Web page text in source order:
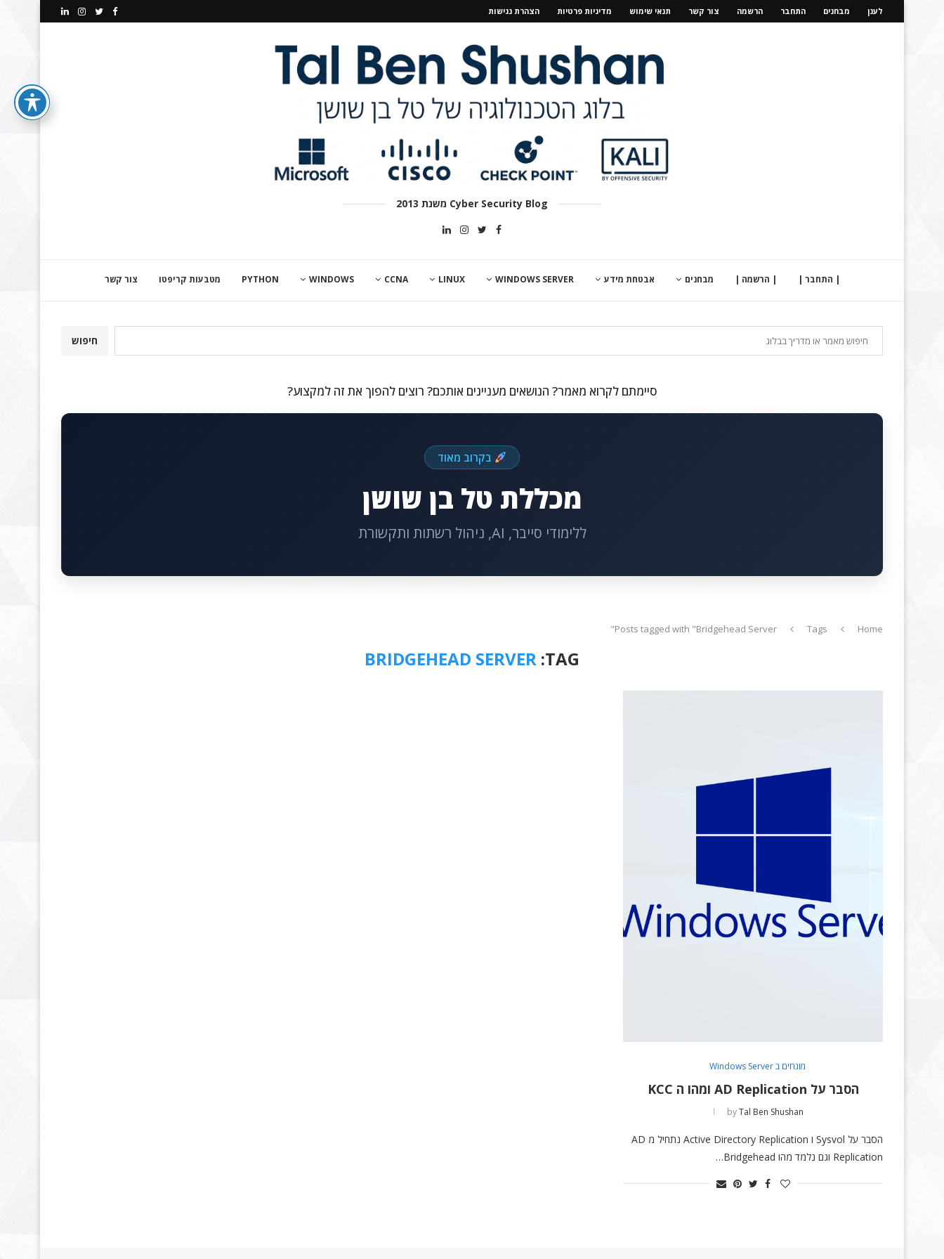
לענן מבחנים התחבר הרשמה צור קשר תנאי שימוש מדיניות פרטיות הצהרת נגישות
Cyber Security Blog משנת 2013
| התחבר | | הרשמה | מבחנים אבטחת מידע WINDOWS SERVER
LINUX
CCNA
WINDOWS
PYTHON מטבעות קריפטו צור קשר
חיפוש
סיימתם לקרוא מאמר? הנושאים מעניינים אותכם? רוצים להפוך את זה למקצוע?
בקרוב מאוד
מכללת טל בן שושן
ללימודי סייבר, AI, ניהול רשתות ותקשורת
Home
Tags
Posts tagged with "Bridgehead Server"
TAG:
BRIDGEHEAD SERVER
מונחים ב Windows Server
הסבר על AD Replication ומהו ה KCC
byTal Ben Shushan
הסבר על Sysvol ו Active Directory Replication נתחיל מ AD
Replication וגם נלמד מהו Bridgehead…